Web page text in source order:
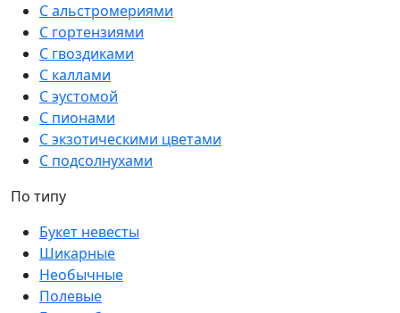
С альстромериями
С гортензиями
С гвоздиками
С каллами
С эустомой
С пионами
С экзотическими цветами
С подсолнухами
По типу
Букет невесты
Шикарные
Необычные
Полевые